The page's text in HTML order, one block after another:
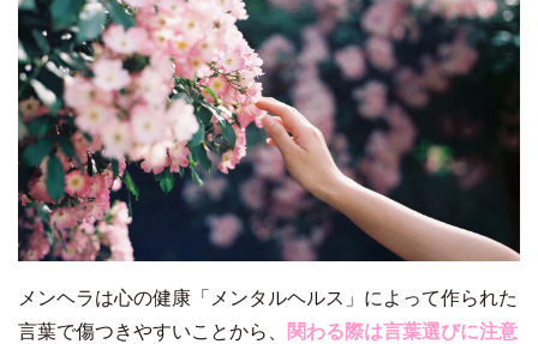
メンヘラは心の健康「メンタルヘルス」によって作られた
言葉で傷つきやすいことから、
関わる際は言葉選びに注意